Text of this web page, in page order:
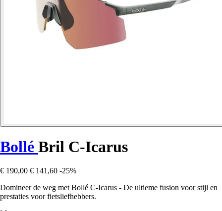
Bollé Bril C-Icarus
€ 190,00 € 141,60 -25%
Domineer de weg met Bollé C-Icarus - De ultieme fusion voor stijl en
prestaties voor fietsliefhebbers.